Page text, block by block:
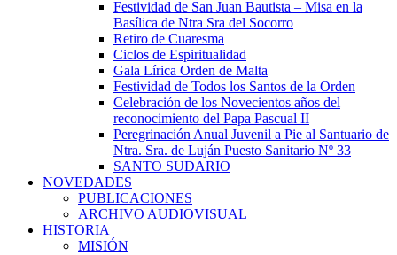
Festividad de San Juan Bautista – Misa en la
Basílica de Ntra Sra del Socorro
Retiro de Cuaresma
Ciclos de Espiritualidad
Gala Lírica Orden de Malta
Festividad de Todos los Santos de la Orden
Celebración de los Novecientos años del
reconocimiento del Papa Pascual II
Peregrinación Anual Juvenil a Pie al Santuario de
Ntra. Sra. de Luján Puesto Sanitario Nº 33
SANTO SUDARIO
NOVEDADES
PUBLICACIONES
ARCHIVO AUDIOVISUAL
HISTORIA
MISIÓN